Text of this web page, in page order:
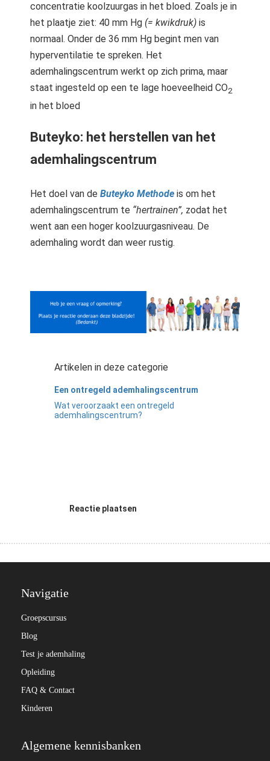
concentratie koolzuurgas in het bloed. Zoals je in
het plaatje ziet: 40 mm Hg (= kwikdruk) is
normaal. Onder de 36 mm Hg begint men van
hyperventilatie te spreken. Het
ademhalingscentrum werkt op zich prima, maar
staat ingesteld op een te lage hoeveelheid CO2
in het bloed
Buteyko: het herstellen van het
ademhalingscentrum
Het doel van de Buteyko Methode is om het
ademhalingscentrum te “hertrainen”, zodat het
went aan een hoger koolzuurgasniveau. De
ademhaling wordt dan weer rustig.
Artikelen in deze categorie
Een ontregeld ademhalingscentrum
Wat veroorzaakt een ontregeld
ademhalingscentrum?
Reactie plaatsen
Navigatie
Groepscursus
Blog
Test je ademhaling
Opleiding
FAQ & Contact
Kinderen
Algemene kennisbanken